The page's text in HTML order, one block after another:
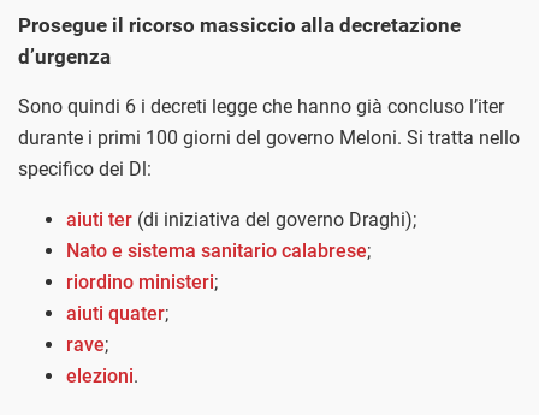
Prosegue il ricorso massiccio alla decretazione
d’urgenza
Sono quindi 6 i decreti legge che hanno già concluso l’iter
durante i primi 100 giorni del governo Meloni. Si tratta nello
specifico dei Dl:
aiuti ter (di iniziativa del governo Draghi);
Nato e sistema sanitario calabrese;
riordino ministeri;
aiuti quater;
rave;
elezioni.